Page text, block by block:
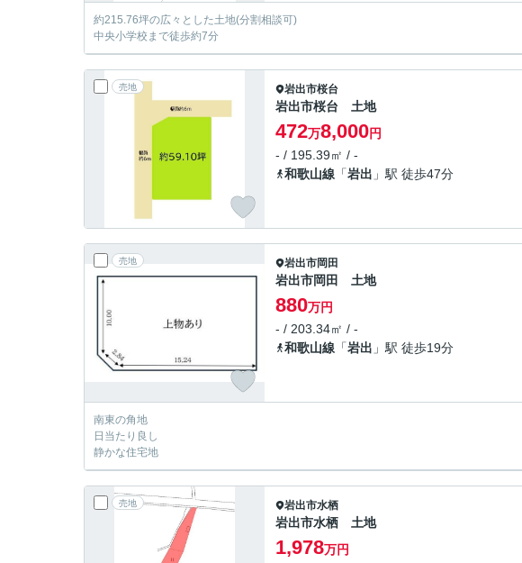
約215.76坪の広々とした土地(分割相談可)
中央小学校まで徒歩約7分
売地 岩出市桜台
岩出市桜台 土地
472万8,000円
- / 195.39㎡ / -
和歌山線 「岩出 」駅 徒歩47分
売地 岩出市岡田
岩出市岡田 土地
880万円
- / 203.34㎡ / -
和歌山線 「岩出 」駅 徒歩19分
南東の角地
日当たり良し
静かな住宅地
売地 岩出市水栖
岩出市水栖 土地
1,978万円